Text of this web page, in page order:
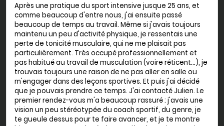
Après une pratique du sport intensive jusque 25 ans, et
comme beaucoup d'entre nous, j'ai ensuite passé
beaucoup de temps au travail. Même si j'avais toujours
maintenu un peu d'activité physique, je ressentais une
perte de tonicité musculaire, qui ne me plaisait pas
particulièrement. Très occupé professionnellement et
pas habitué au travail de musculation (voire réticent...), je
trouvais toujours une raison de ne pas aller en salle ou
m'engager dans des leçons sportives. Et puis j'ai décidé
que je pouvais prendre ce temps. J'ai contacté Julien. Le
premier rendez-vous m'a beaucoup rassuré : j'avais une
vision un peu stéréotypée du coach sportif, du genre, je
te gueule dessus pour te faire avancer, et je te montre